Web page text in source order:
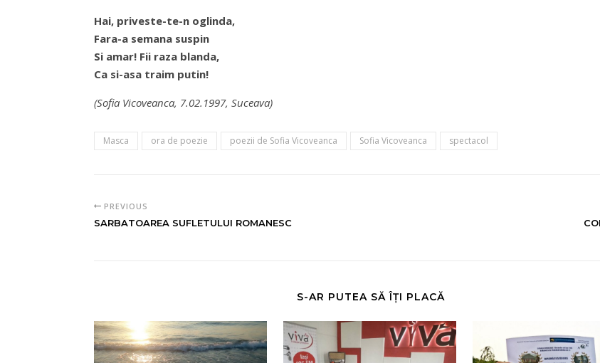
Hai, priveste-te-n oglinda,
Fara-a semana suspin
Si amar! Fii raza blanda,
Ca si-asa traim putin!
(Sofia Vicoveanca, 7.02.1997, Suceava)
Masca ora de poezie poezii de Sofia Vicoveanca Sofia Vicoveanca spectacol
PREVIOUS
SARBATOAREA SUFLETULUI ROMANESC
S-AR PUTEA SĂ ÎȚI PLACĂ